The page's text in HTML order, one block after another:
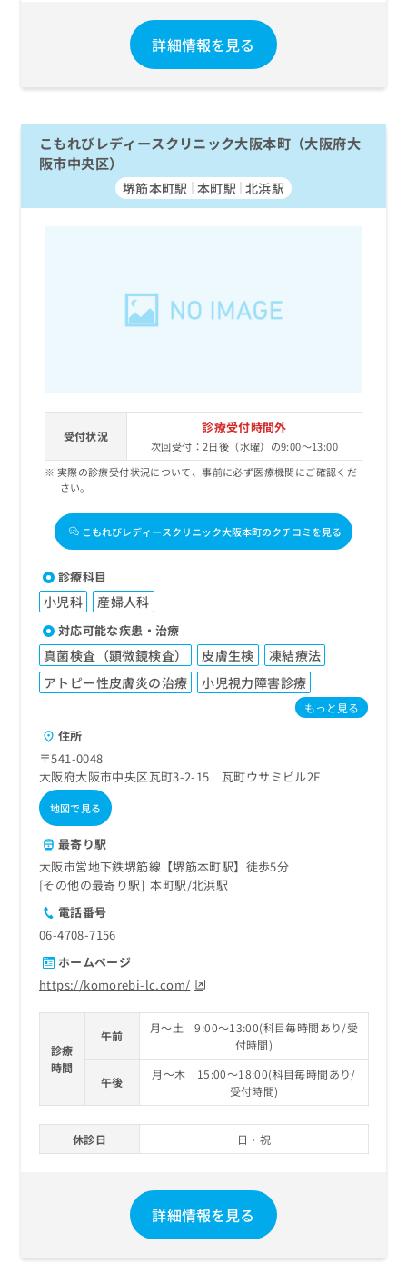
詳細情報を見る
こもれびレディースクリニック大阪本町（大阪府大
阪市中央区）
堺筋本町駅 本町駅 北浜駅
受付状況
診療受付時間外
次回受付：2日後（水曜）の9:00～13:00
実際の診療受付状況について、事前に必ず医療機関にご確認くだ
さい。
こもれびレディースクリニック大阪本町のクチコミを見る
診療科目
小児科 産婦人科
対応可能な疾患・治療
真菌検査（顕微鏡検査） 皮膚生検
凍結療法
アトピー性皮膚炎の治療
小児視力障害診療
もっと見る
住所
〒541-0048
大阪府大阪市中央区瓦町3-2-15 瓦町ウサミビル2F
地図で見る
最寄り駅
大阪市営地下鉄堺筋線【堺筋本町駅】徒歩5分
その他の最寄り駅
本町駅 北浜駅
電話番号
06-4708-7156
ホームページ
https://komorebi-lc.com/
診療
時間
午前
月～土 9:00～13:00(科目毎時間あり/受
付時間)
午後
月～木 15:00～18:00(科目毎時間あり/
受付時間)
休診日 日・祝
詳細情報を見る